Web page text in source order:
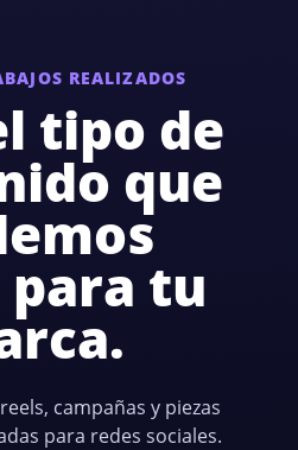
REALIZADOS
tipo de
que
tu
campañas y piezas
para redes sociales.